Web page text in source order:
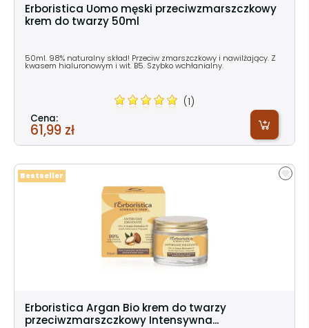
Erboristica Uomo męski przeciwzmarszczkowy
krem do twarzy 50ml
50ml. 98% naturalny skład! Przeciw zmarszczkowy i nawilżający. Z
kwasem hialuronowym i wit. B5. Szybko wchłanialny.
(1)
Cena:
61,99 zł
Erboristica Argan Bio krem do twarzy
przeciwzmarszczkowy Intensywna...
Bestseller